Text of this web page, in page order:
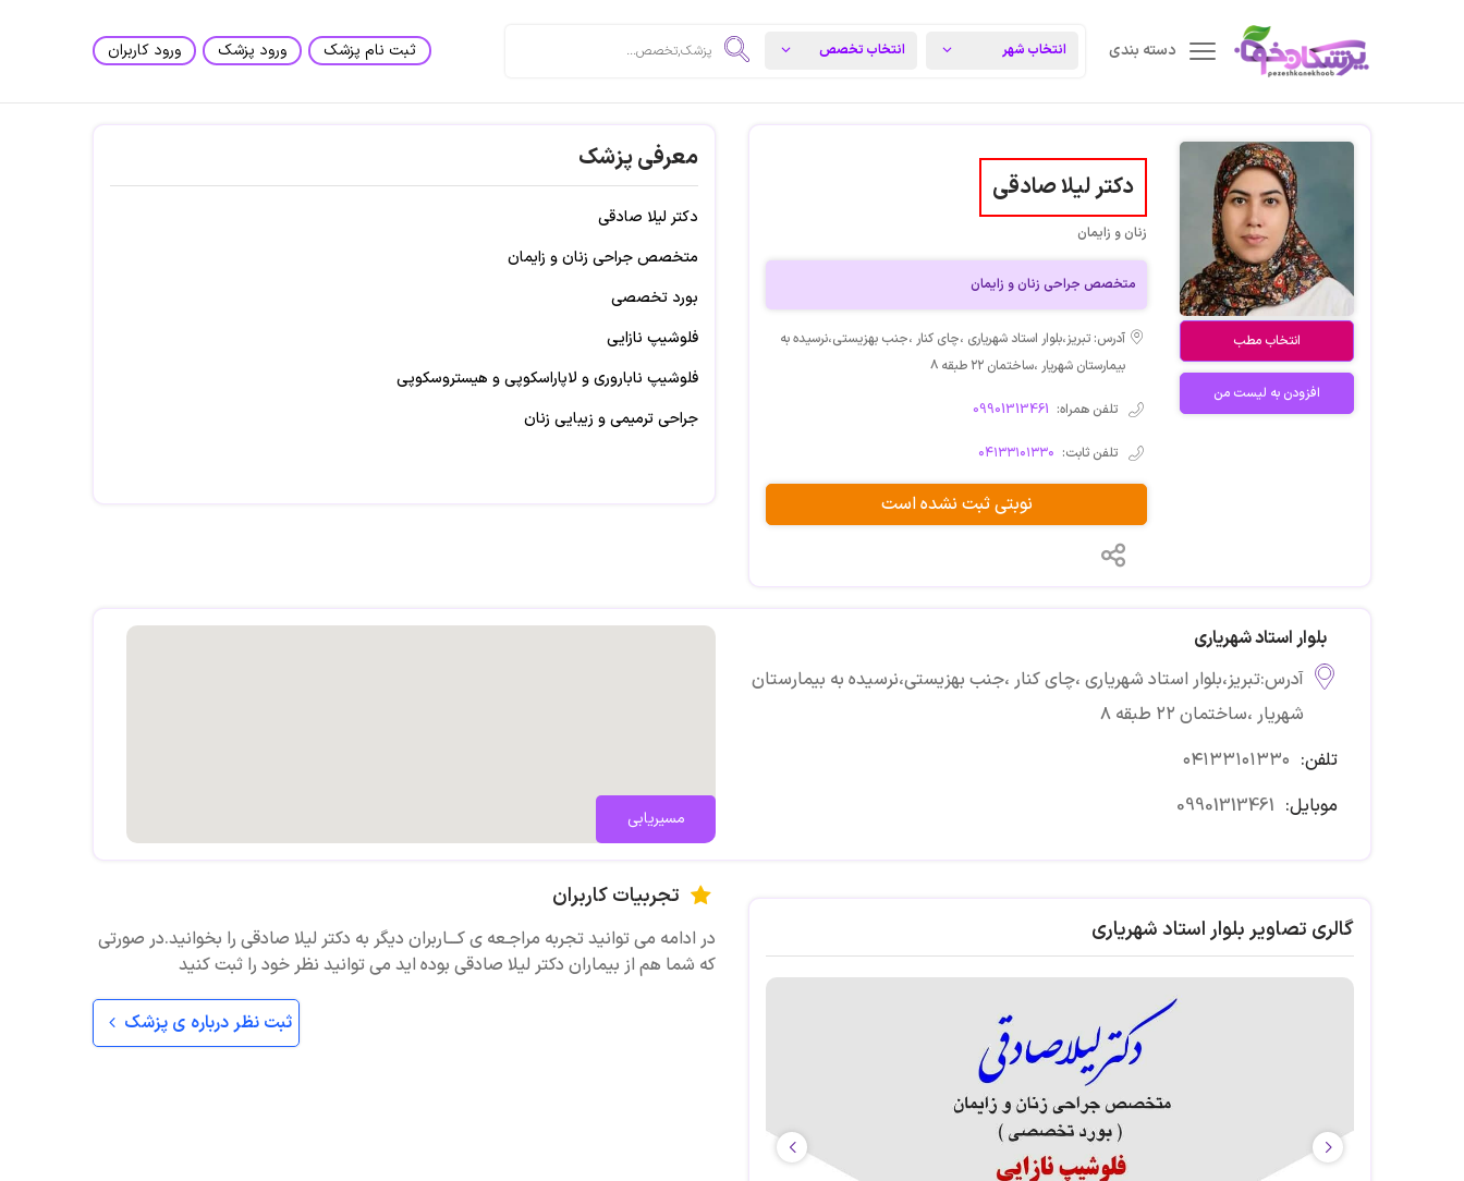
دسته بندی ثبت نام پزشک ورود پزشک ورود کاربران
انتخاب مطب
افزودن به لیست من
دکتر لیلا صادقی
زنان و زایمان
متخصص جراحی زنان و زایمان
آدرس: تبریز،بلوار استاد شهریاری ،چای کنار ،جنب بهزیستی،نرسیده به
بیمارستان شهریار ،ساختمان ۲۲ طبقه ۸
تلفن همراه: 09901313461
تلفن ثابت: ۰۴۱۳۳۱۰۱۳۳۰
نوبتی ثبت نشده است
معرفی پزشک
دکتر لیلا صادقی
متخصص جراحی زنان و زایمان
بورد تخصصی
فلوشیپ نازایی
فلوشيپ ناباروری و لاپاراسكوپی و هيستروسكوپی
جراحی ترمیمی و زیبایی زنان
بلوار استاد شهریاری
آدرس:تبریز،بلوار استاد شهریاری ،چای کنار ،جنب بهزیستی،نرسیده به بیمارستان
شهریار ،ساختمان ۲۲ طبقه ۸
تلفن: ۰۴۱۳۳۱۰۱۳۳۰
موبایل: 09901313461 مسیریابی
گالری تصاویر بلوار استاد شهریاری
تجربیات کاربران
در ادامه می توانید تجربه مراجـعه ی کـــاربران دیگر به دکتر لیلا صادقی را بخوانید.در صورتی
که شما هم از بیماران دکتر لیلا صادقی بوده اید می توانید نظر خود را ثبت کنید
ثبت نظر درباره ی پزشک